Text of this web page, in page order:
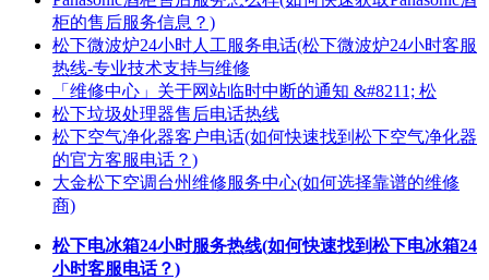
柜的售后服务信息？)
松下微波炉24小时人工服务电话(松下微波炉24小时客服
热线-专业技术支持与维修
「维修中心」关于网站临时中断的通知 &#8211; 松
松下垃圾处理器售后电话热线
松下空气净化器客户电话(如何快速找到松下空气净化器
的官方客服电话？)
大金松下空调台州维修服务中心(如何选择靠谱的维修
商)
松下电冰箱24小时服务热线(如何快速找到松下电冰箱24
小时客服电话？)